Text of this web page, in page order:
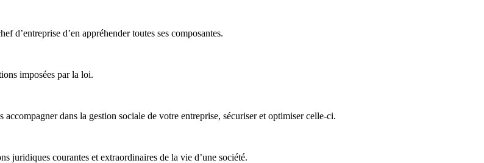
d’entreprise d’en appréhender toutes ses composantes.
imposées par la loi.
dans la gestion sociale de votre entreprise, sécuriser et optimiser celle-ci.
juridiques courantes et extraordinaires de la vie d’une société.